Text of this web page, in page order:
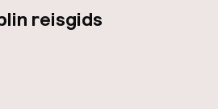
reisgids